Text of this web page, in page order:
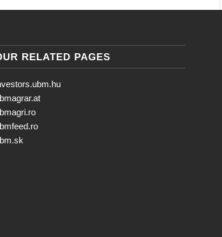
RELATED PAGES